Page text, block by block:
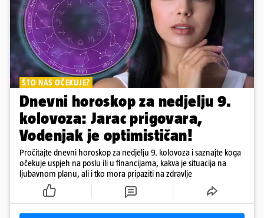
ŠTO NAS OČEKUJE?
Dnevni horoskop za nedjelju 9.
kolovoza: Jarac prigovara,
Vodenjak je optimističan!
Pročitajte dnevni horoskop za nedjelju 9. kolovoza i saznajte koga
očekuje uspjeh na poslu ili u financijama, kakva je situacija na
ljubavnom planu, ali i tko mora pripaziti na zdravlje